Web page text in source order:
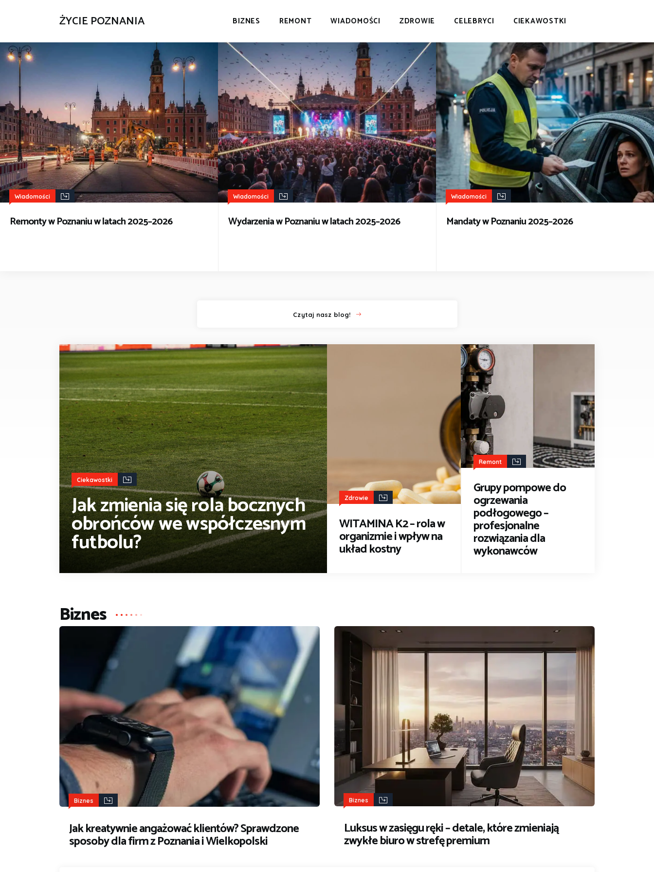
ŻYCIE POZNANIA BIZNES REMONT WIADOMOŚCI ZDROWIE CELEBRYCI CIEKAWOSTKI
ŻYCIE POZNANIA
REMONT
WIADOMOŚCI
ZDROWIE
CELEBRYCI
CIEKAWOSTKI
Wiadomości
Remonty w Poznaniu w latach 2025–2026
Wiadomości
Wydarzenia w Poznaniu w latach 2025–2026
Wiadomości
Mandaty w Poznaniu 2025–2026
Czytaj nasz blog!
Ciekawostki
Jak zmienia się rola bocznych
obrońców we współczesnym
futbolu?
Zdrowie
WITAMINA K2 – rola w
organizmie i wpływ na
układ kostny
Remont
Grupy pompowe do
ogrzewania
podłogowego –
profesjonalne
rozwiązania dla
wykonawców
Biznes
Biznes
Jak kreatywnie angażować klientów? Sprawdzone
sposoby dla firm z Poznania i Wielkopolski
Biznes
Luksus w zasięgu ręki – detale, które zmieniają
zwykłe biuro w strefę premium